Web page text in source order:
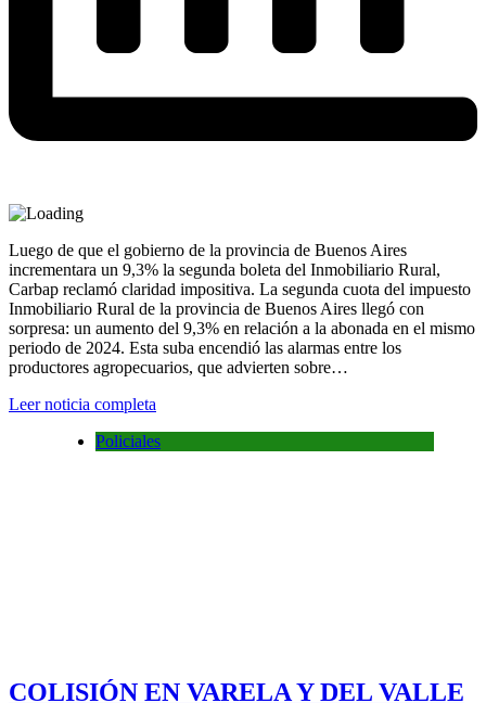
Luego de que el gobierno de la provincia de Buenos Aires
incrementara un 9,3% la segunda boleta del Inmobiliario Rural,
Carbap reclamó claridad impositiva. La segunda cuota del impuesto
Inmobiliario Rural de la provincia de Buenos Aires llegó con
sorpresa: un aumento del 9,3% en relación a la abonada en el mismo
periodo de 2024. Esta suba encendió las alarmas entre los
productores agropecuarios, que advierten sobre…
Leer noticia completa
Policiales
COLISIÓN EN VARELA Y DEL VALLE